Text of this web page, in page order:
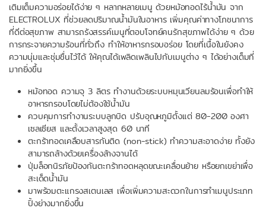
เติมเต็มความอร่อยได้ง่าย ๆ หลากหลายเมนู ด้วยหม้อทอดไร้น้ำมัน จาก
ELECTROLUX ที่ช่วยลดปริมาณน้ำมันในอาหาร เพิ่มคุณค่าทางโภชนาการ
ที่ดีต่อสุขภาพ สามารถรังสรรค์เมนูที่ตอบโจทย์คนรักสุขภาพได้ง่าย ๆ ด้วย
การกระจายความร้อนที่ทั่วถึง ทำให้อาหารกรอบอร่อย โดยที่เนื้อในยังคง
ความนุ่มและชุ่มชื่นไว้ได้ ให้คุณได้เพลิดเพลินไปกับเมนูต่าง ๆ ได้อย่างเต็มที่
มากยิ่งขึ้น
หม้อทอด ความจุ 3 ลิตร ทำงานด้วยระบบหมุนเวียนลมร้อนเพื่อทำให้
อาหารกรอบโดยไม่ต้องใช้น้ำมัน
ควบคุมการทำงานระบบลูกบิด ปรับอุณหภูมิตั้งแต่ 80-200 องศา
เซลเซียส และตั้งเวลาสูงสุด 60 นาที
ตะกร้าทอดเคลือบสารกันติด (non-stick) ทำความสะอาดง่าย ทั้งยัง
สามารถล้างด้วยเครื่องล้างจานได้
ปุ่มล็อกนิรภัยป้องกันตะกร้าทอดหลุดขณะเคลื่อนย้าย หรือยกเขย่าเพื่อ
สะเด็ดน้ำมัน
มาพร้อมตะแกรงสเตนเลส เพื่อเพิ่มความสะดวกในการทำเมนูประเภท
ปิ้งย่างมากยิ่งขึ้น